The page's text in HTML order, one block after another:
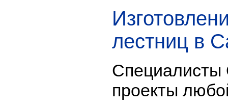
лестниц в
проекты